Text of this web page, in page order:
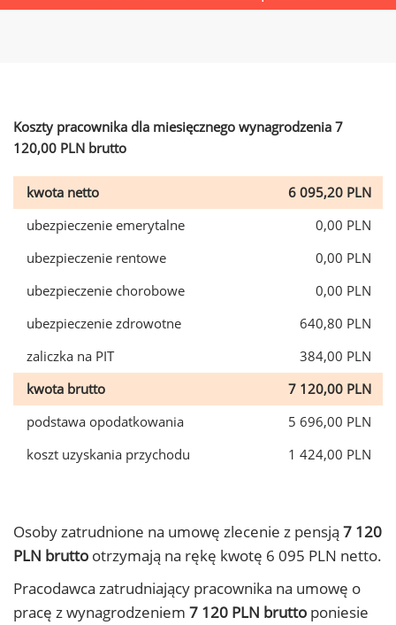
Koszty pracownika dla miesięcznego wynagrodzenia 7
120,00 PLN brutto
kwota netto
6 095,20 PLN
ubezpieczenie emerytalne
0,00 PLN
ubezpieczenie rentowe
0,00 PLN
ubezpieczenie chorobowe
0,00 PLN
ubezpieczenie zdrowotne
640,80 PLN
zaliczka na PIT
384,00 PLN
kwota brutto
7 120,00 PLN
podstawa opodatkowania
5 696,00 PLN
koszt uzyskania przychodu
1 424,00 PLN
Osoby zatrudnione na umowę zlecenie z pensją 7 120
PLN brutto otrzymają na rękę kwotę 6 095 PLN netto.
Pracodawca zatrudniający pracownika na umowę o
pracę z wynagrodzeniem 7 120 PLN brutto poniesie